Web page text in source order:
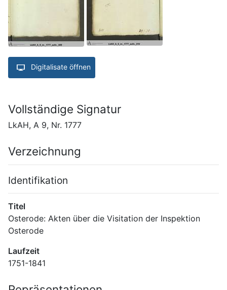
Digitalisate öffnen
Vollständige Signatur
LkAH, A 9, Nr. 1777
Verzeichnung
Identifikation
Titel
Osterode: Akten über die Visitation der Inspektion
Osterode
Laufzeit
1751-1841